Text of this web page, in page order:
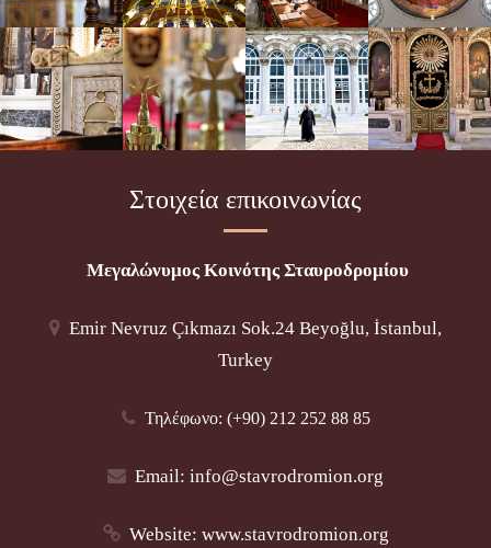
Στοιχεία επικοινωνίας
Μεγαλώνυμος Κοινότης Σταυροδρομίου
Emir Nevruz Çıkmazı Sok.24 Beyoğlu, İstanbul,
Turkey
Τηλέφωνο: (+90) 212 252 88 85
Email: info@stavrodromion.org
Website: www.stavrodromion.org